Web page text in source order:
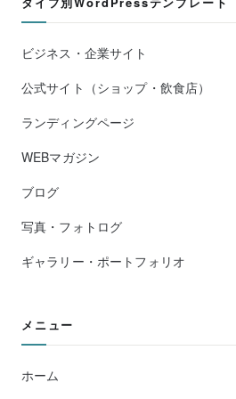
ビジネス・企業サイト
公式サイト（ショップ・飲食店）
ランディングページ
WEBマガジン
ブログ
写真・フォトログ
ギャラリー・ポートフォリオ
メニュー
ホーム